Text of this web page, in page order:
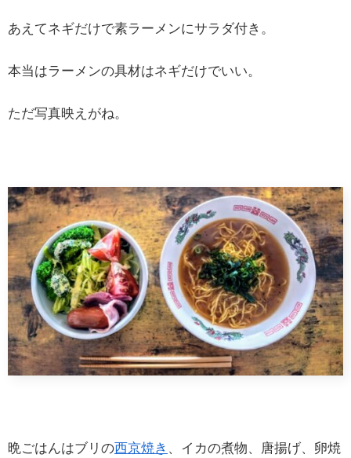
あえてネギだけで素ラーメンにサラダ付き。
本当はラーメンの具材はネギだけでいい。
ただ写真映えがね。
晩ごはんはブリの西京焼き 、イカの煮物、唐揚げ、卵焼